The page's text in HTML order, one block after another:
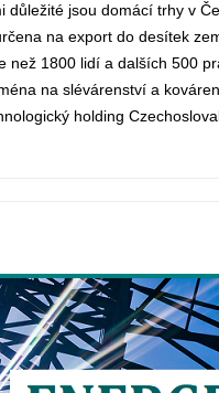
důležité jsou domácí trhy v
na export do desítek
než 1800 lidí a dalších 500
na slévárenství a
holding